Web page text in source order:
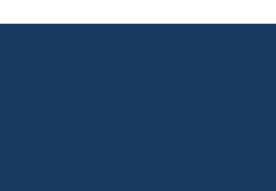
documento